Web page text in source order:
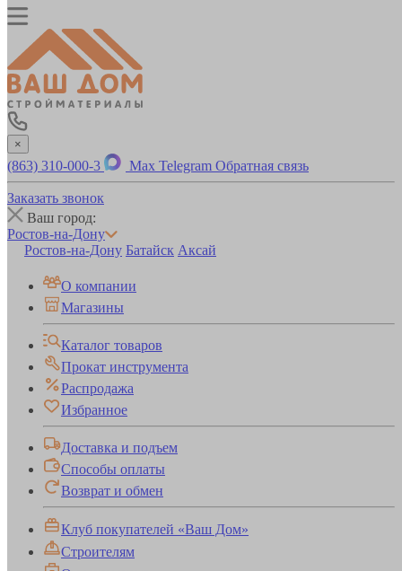
×
(863) 310-000-3 Max Telegram Обратная связь
Заказать звонок
Ваш город:
Ростов-на-Дону
Ростов-на-Дону Батайск Аксай
О компании
Магазины
Каталог товаров
Прокат инструмента
Распродажа
Избранное
Доставка и подъем
Способы оплаты
Возврат и обмен
Клуб покупателей «Ваш Дом»
Строителям